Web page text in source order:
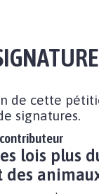
de cette
signatures.
lois plus